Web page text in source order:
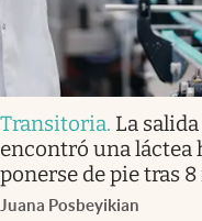
Transitoria. La
encontró una láctea
ponerse de pie tras
Juana Posbeyikian